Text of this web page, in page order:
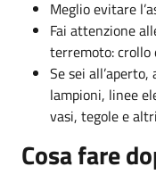
Meglio evitare
Fai attenzione
terremoto: crollo
Se sei
lampioni, linee
vasi, tegole e
Cosa fare